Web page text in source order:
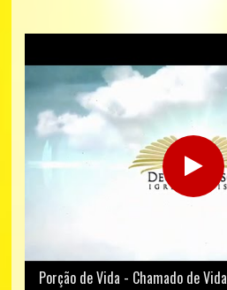
Porção de Vida - Chamado de Vida